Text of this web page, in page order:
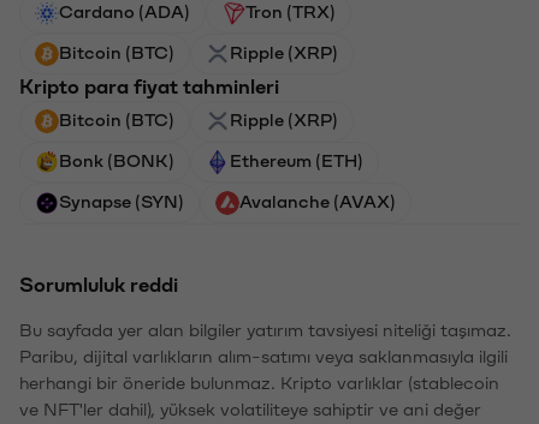
Cardano (ADA) Tron (TRX)
Bitcoin (BTC) Ripple (XRP)
Kripto para fiyat tahminleri
Bitcoin (BTC) Ripple (XRP)
Bonk (BONK) Ethereum (ETH)
Synapse (SYN) Avalanche (AVAX)
Sorumluluk reddi
Bu sayfada yer alan bilgiler yatırım tavsiyesi niteliği taşımaz.
Paribu, dijital varlıkların alım-satımı veya saklanmasıyla ilgili
herhangi bir öneride bulunmaz. Kripto varlıklar (stablecoin
ve NFT'ler dahil), yüksek volatiliteye sahiptir ve ani değer